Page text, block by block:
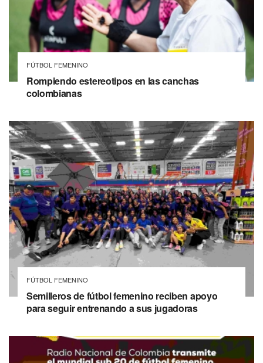
FÚTBOL FEMENINO
Rompiendo estereotipos en las canchas
colombianas
FÚTBOL FEMENINO
Semilleros de fútbol femenino reciben apoyo
para seguir entrenando a sus jugadoras